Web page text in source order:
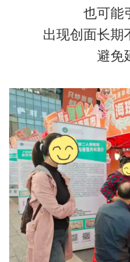
也可能
出现创面长期
避免